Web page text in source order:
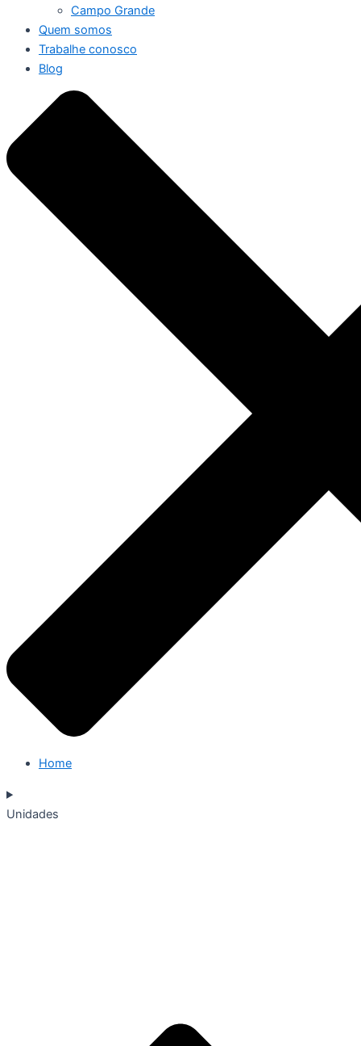
Campo Grande
Quem somos
Trabalhe conosco
Blog
Home
Unidades